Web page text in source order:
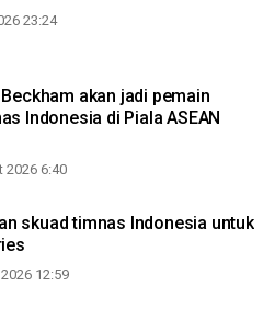
23:24
akan jadi pemain
Indonesia di Piala ASEAN
2026 6:40
skuad timnas Indonesia untuk
12:59